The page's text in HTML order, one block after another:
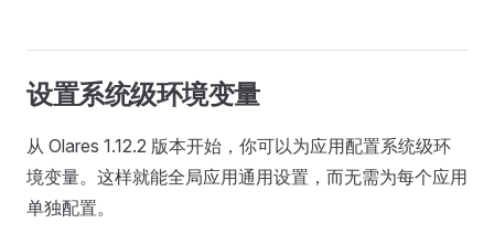
设置系统级环境变量
从 Olares 1.12.2 版本开始，你可以为应用配置系统级环
境变量。这样就能全局应用通用设置，而无需为每个应用
单独配置。